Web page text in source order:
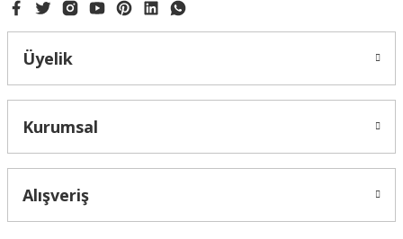
Üyelik
Kurumsal
Alışveriş